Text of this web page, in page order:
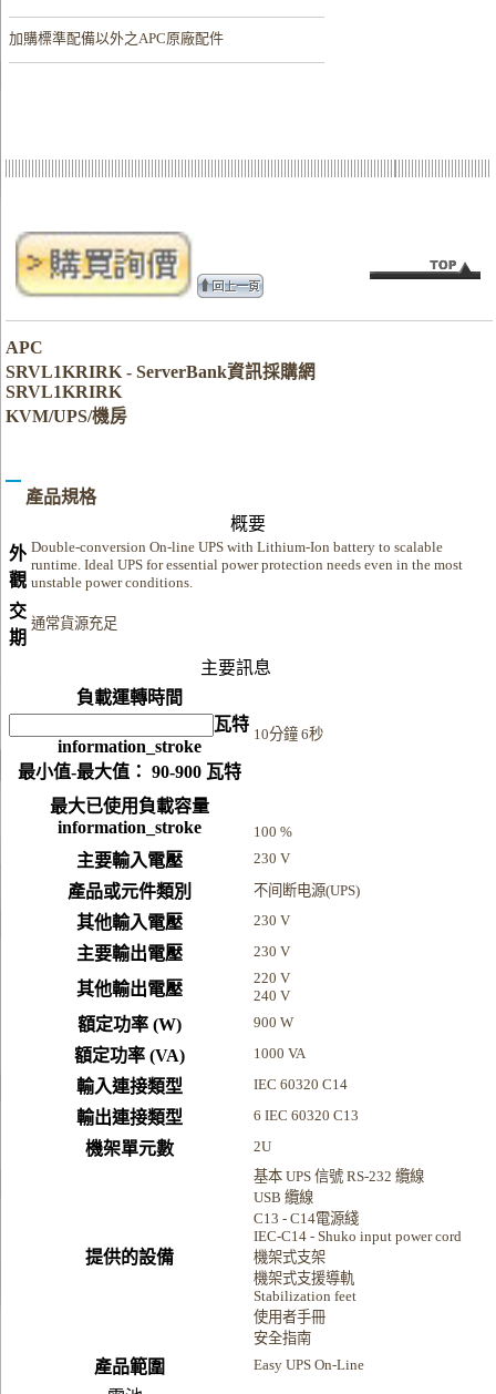
加購標準配備以外之APC原廠配件
APC
SRVL1KRIRK - ServerBank資訊採購網
SRVL1KRIRK
KVM/UPS/機房
產品規格
概要
外
觀
Double-conversion On-line UPS with Lithium-Ion battery to scalable
runtime. Ideal UPS for essential power protection needs even in the most
unstable power conditions.
交
期
通常貨源充足
主要訊息
負載運轉時間
瓦特
information_stroke
最小值-最大值： 90-900 瓦特
10分鐘 6秒
最大已使用負載容量
information_stroke
100 %
主要輸入電壓 230 V
產品或元件類別 不间断电源(UPS)
其他輸入電壓 230 V
主要輸出電壓 230 V
其他輸出電壓
220 V
240 V
額定功率 (W) 900 W
額定功率 (VA) 1000 VA
輸入連接類型 IEC 60320 C14
輸出連接類型 6 IEC 60320 C13
機架單元數 2U
提供的設備
基本 UPS 信號 RS-232 纜線
USB 纜線
C13 - C14電源綫
IEC-C14 - Shuko input power cord
機架式支架
機架式支援導軌
Stabilization feet
使用者手冊
安全指南
產品範圍 Easy UPS On-Line